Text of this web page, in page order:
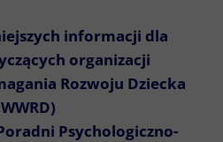
informacji dla
organizacji
Rozwoju Dziecka
Psychologiczno-